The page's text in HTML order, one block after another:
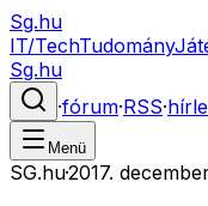
Sg.hu
IT/TechTudomány
Sg.hu
·fórum·RSS·
Menü
SG.hu·2017.